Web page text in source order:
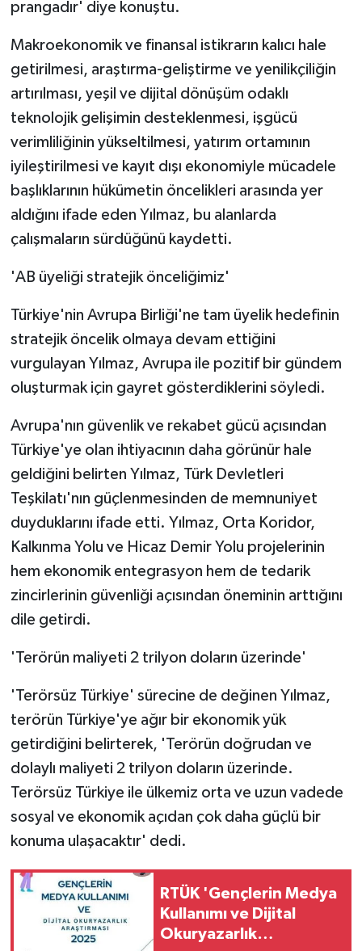
prangadır' diye konuştu.
Makroekonomik ve finansal istikrarın kalıcı hale
getirilmesi, araştırma-geliştirme ve yenilikçiliğin
artırılması, yeşil ve dijital dönüşüm odaklı
teknolojik gelişimin desteklenmesi, işgücü
verimliliğinin yükseltilmesi, yatırım ortamının
iyileştirilmesi ve kayıt dışı ekonomiyle mücadele
başlıklarının hükümetin öncelikleri arasında yer
aldığını ifade eden Yılmaz, bu alanlarda
çalışmaların sürdüğünü kaydetti.
'AB üyeliği stratejik önceliğimiz'
Türkiye'nin Avrupa Birliği'ne tam üyelik hedefinin
stratejik öncelik olmaya devam ettiğini
vurgulayan Yılmaz, Avrupa ile pozitif bir gündem
oluşturmak için gayret gösterdiklerini söyledi.
Avrupa'nın güvenlik ve rekabet gücü açısından
Türkiye'ye olan ihtiyacının daha görünür hale
geldiğini belirten Yılmaz, Türk Devletleri
Teşkilatı'nın güçlenmesinden de memnuniyet
duyduklarını ifade etti. Yılmaz, Orta Koridor,
Kalkınma Yolu ve Hicaz Demir Yolu projelerinin
hem ekonomik entegrasyon hem de tedarik
zincirlerinin güvenliği açısından öneminin arttığını
dile getirdi.
'Terörün maliyeti 2 trilyon doların üzerinde'
'Terörsüz Türkiye' sürecine de değinen Yılmaz,
terörün Türkiye'ye ağır bir ekonomik yük
getirdiğini belirterek, 'Terörün doğrudan ve
dolaylı maliyeti 2 trilyon doların üzerinde.
Terörsüz Türkiye ile ülkemiz orta ve uzun vadede
sosyal ve ekonomik açıdan çok daha güçlü bir
konuma ulaşacaktır' dedi.
RTÜK 'Gençlerin Medya
Kullanımı ve Dijital
Okuryazarlık